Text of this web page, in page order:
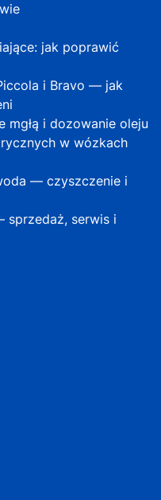
jak poprawić
i Bravo — jak
i dozowanie oleju
w wózkach
— czyszczenie i
sprzedaż, serwis i